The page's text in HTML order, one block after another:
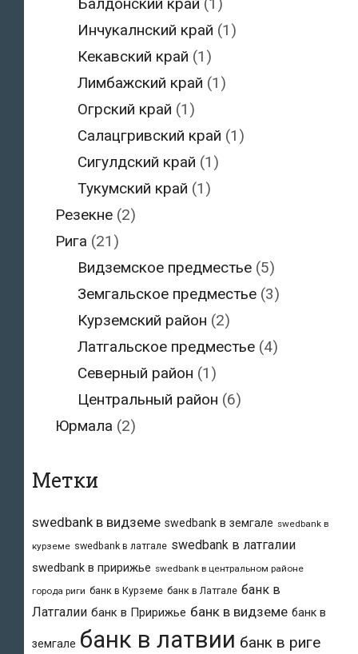
Инчукалнский край (1)
Кекавский край (1)
Лимбажский край (1)
Огрский край (1)
Салацгривский край (1)
Сигулдский край (1)
Тукумский край (1)
Резекне(2)
Рига (21)
Видземское предместье (5)
Земгальское предместье (3)
Курземский район (2)
Латгальское предместье (4)
Северный район (1)
Центральный район (6)
Юрмала (2)
Метки
swedbank в видземе swedbank в земгале swedbank в
курземе swedbank в латгале swedbank в латгалии
swedbank в пририжье swedbank в центральном районе
города риги банк в Курземе банк в Латгале банк в
Латгалии банк в Пририжье банк в видземе банк в
земгале банк в латвии банк в риге